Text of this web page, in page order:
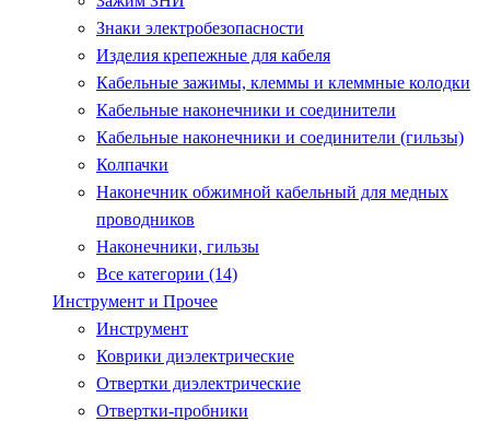
Знаки электробезопасности
Изделия крепежные для кабеля
Кабельные зажимы, клеммы и клеммные колодки
Кабельные наконечники и соединители
Кабельные наконечники и соединители (гильзы)
Колпачки
Наконечник обжимной кабельный для медных
проводников
Наконечники, гильзы
Все категории (14)
Инструмент и Прочее
Инструмент
Коврики диэлектрические
Отвертки диэлектрические
Отвертки-пробники